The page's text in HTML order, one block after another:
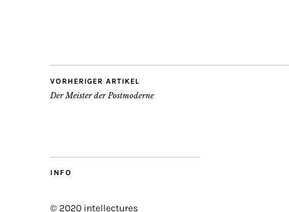
VORHERIGER ARTIKEL
Der Meister der Postmoderne
INFO
© 2020 intellectures